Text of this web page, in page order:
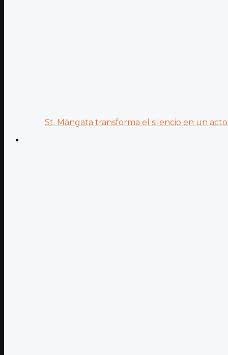
St. Mängata transforma el silencio en un